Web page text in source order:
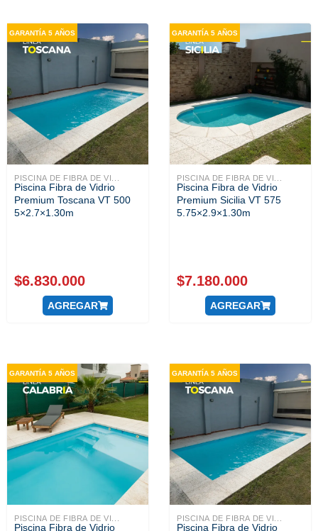
GARANTÍA 5 AÑOS
PISCINA DE FIBRA DE VI...
Piscina Fibra de Vidrio
Premium Toscana VT 500
5×2.7×1.30m
$6.830.000
AGREGAR
GARANTÍA 5 AÑOS
PISCINA DE FIBRA DE VI...
Piscina Fibra de Vidrio
Premium Sicilia VT 575
5.75×2.9×1.30m
$7.180.000
AGREGAR
GARANTÍA 5 AÑOS
PISCINA DE FIBRA DE VI...
Piscina Fibra de Vidrio
GARANTÍA 5 AÑOS
PISCINA DE FIBRA DE VI...
Piscina Fibra de Vidrio